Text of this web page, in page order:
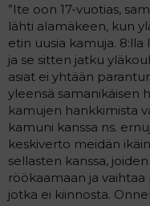
”Ite oon 17-vuotias,
lähti alamäkeen, kun
etin uusia kamuja.
ja se sitten jatku
asiat ei yhtään
yleensä samanikäisen
kamujen hankkimista
kamuni kanssa ns.
keskiverto meidän
sellasten kanssa,
röökaamaan ja
jotka ei kiinnosta.